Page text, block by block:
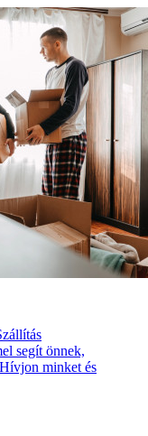
segít önnek,
minket és